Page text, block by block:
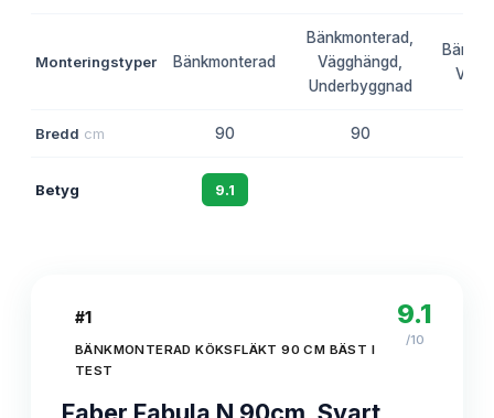
Monteringstyper Bänkmonterad
Bänkmonterad,
Vägghängd,
Underbyggnad
Bredd cm 90 90
Betyg 9.1
#1
BÄNKMONTERAD KÖKSFLÄKT 90 CM BÄST I
TEST
9.1
/10